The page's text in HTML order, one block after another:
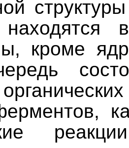
находятся
кроме